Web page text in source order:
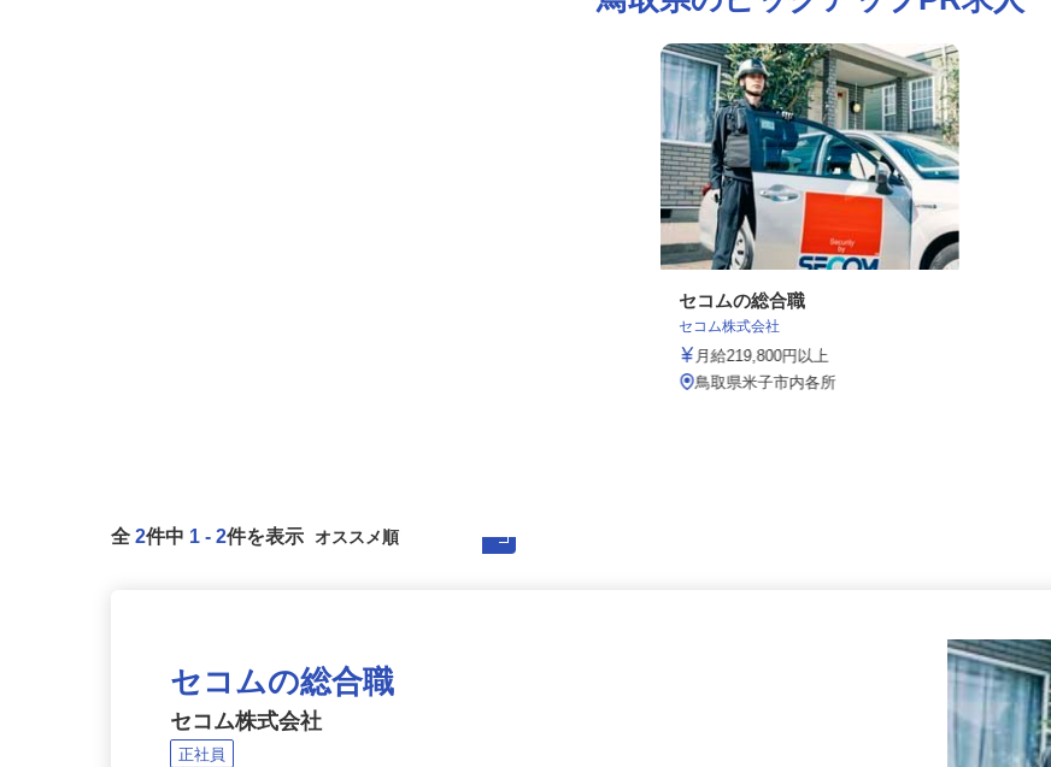
鳥取県のピックアップPR求人
セコムの総合職
セコム株式会社
月給219,800円以上
セコムの総合職
セコム株式会社